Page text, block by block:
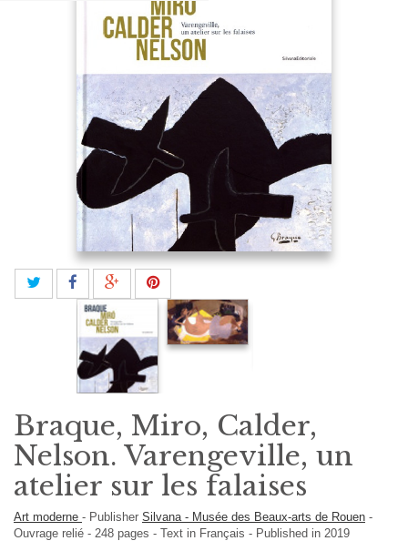
Braque, Miro, Calder,
Nelson. Varengeville, un
atelier sur les falaises
Art moderne - Publisher Silvana - Musée des Beaux-arts de Rouen -
Ouvrage relié - 248 pages - Text in Français - Published in 2019